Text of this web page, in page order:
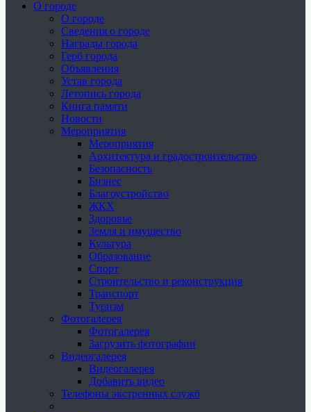
О городе
О городе
Сведения о городе
Награды города
Герб города
Объявления
Устав города
Летопись города
Книга памяти
Новости
Мероприятия
Мероприятия
Архитектура и градостроительство
Безопасность
Бизнес
Благоустройство
ЖКХ
Здоровье
Земля и имущество
Культура
Образование
Спорт
Строительство и реконструкция
Транспорт
Туризм
Фотогалерея
Фотогалерея
Загрузить фотографии
Видеогалерея
Видеогалерея
Добавить видео
Телефоны экстренных служб